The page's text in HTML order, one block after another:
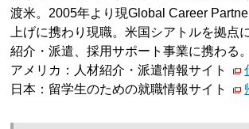
渡米。2005年より現Global Career
上げに携わり現職。米国シアトルを拠点
紹介・派遣、採用サポート事業に携わる。
アメリカ：人材紹介・派遣情報サイト
日本：留学生のための就職情報サイト